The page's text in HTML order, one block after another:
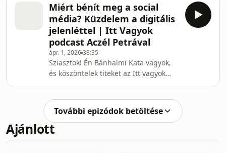
Bárhami Kata műsorvezető vendége
Szilágyi Tamás pszichológus, akivel
annak járunk utána, hogy miként
vészeld át épp ésszel a következő
feszült heteket és hónapokat. Szinte
nap mint nap érezhetjük, hogy az
egészségünk és a hangulatunk
rovására meg
Miért bénít meg a social
média? Küzdelem a digitális
jelenléttel | Itt Vagyok
podcast Aczél Petrával
ápr. 1, 202638:35
Sziasztok! Én Bánhalmi Kata vagyok,
és köszöntelek titeket az Itt vagyok
azt, hogy elakadtak a social média
jelenlétükben. Nem azért, mert ne
tudnának kommunikálni, hanem a
végtelen tartalom között egyszerűen
További epizódok betöltése
Ajánlott